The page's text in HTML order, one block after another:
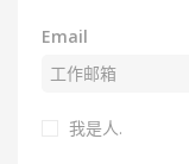
Email
我是人.